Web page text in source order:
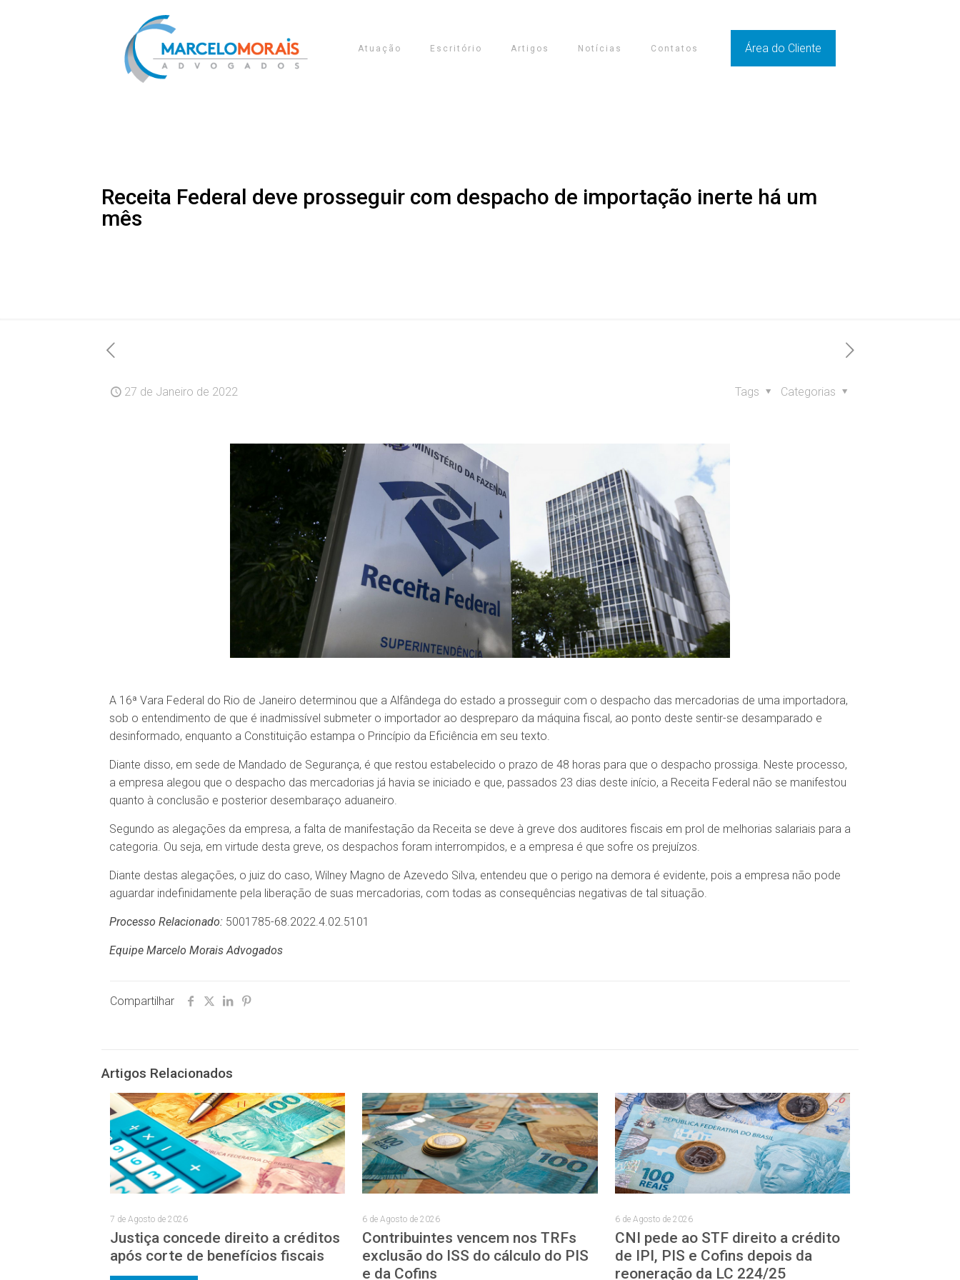
Atuação Escritório Artigos Notícias Contatos Área do Cliente
Receita Federal deve prosseguir com despacho de importação inerte há um
mês
27 de Janeiro de 2022 Categorias
Tags
A 16ª Vara Federal do Rio de Janeiro determinou que a Alfândega do estado a prosseguir com o despacho das mercadorias de uma importadora,
sob o entendimento de que é inadmissível submeter o importador ao despreparo da máquina fiscal, ao ponto deste sentir-se desamparado e
desinformado, enquanto a Constituição estampa o Princípio da Eficiência em seu texto.
Diante disso, em sede de Mandado de Segurança, é que restou estabelecido o prazo de 48 horas para que o despacho prossiga. Neste processo,
a empresa alegou que o despacho das mercadorias já havia se iniciado e que, passados 23 dias deste início, a Receita Federal não se manifestou
quanto à conclusão e posterior desembaraço aduaneiro.
Segundo as alegações da empresa, a falta de manifestação da Receita se deve à greve dos auditores fiscais em prol de melhorias salariais para a
categoria. Ou seja, em virtude desta greve, os despachos foram interrompidos, e a empresa é que sofre os prejuízos.
Diante destas alegações, o juiz do caso, Wilney Magno de Azevedo Silva, entendeu que o perigo na demora é evidente, pois a empresa não pode
aguardar indefinidamente pela liberação de suas mercadorias, com todas as consequências negativas de tal situação.
Processo Relacionado:5001785-68.2022.4.02.5101
Equipe Marcelo Morais Advogados
Compartilhar
Artigos Relacionados
7 de Agosto de 2026
Justiça concede direito a créditos
após corte de benefícios fiscais
6 de Agosto de 2026
Contribuintes vencem nos TRFs
exclusão do ISS do cálculo do PIS
e da Cofins
6 de Agosto de 2026
CNI pede ao STF direito a crédito
de IPI, PIS e Cofins depois da
reoneração da LC 224/25